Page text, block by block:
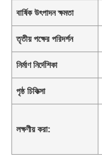
বার্ষিক উৎপাদন ক্ষমতা
তৃতীয় পক্ষের পরিদর্শন
নির্মাণ নির্দেশিকা
পৃষ্ঠ চিকিত্সা
লক্ষণীয় করা: